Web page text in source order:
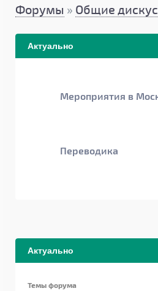
Форумы » Общие
Актуально
Мероприятия в
Переводика
Актуально
Темы форума